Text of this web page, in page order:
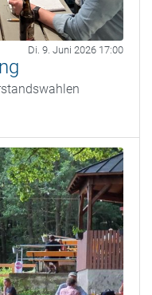
Di. 9. Juni 2026 17:00